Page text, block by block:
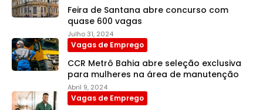
Feira de Santana abre concurso com
quase 600 vagas
Julho 31, 2024
Vagas de Emprego
CCR Metrô Bahia abre seleção exclusiva
para mulheres na área de manutenção
Abril 9, 2024
Vagas de Emprego